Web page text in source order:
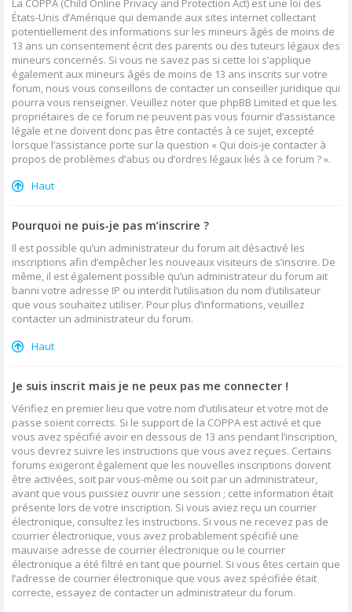
États-Unis d’Amérique qui demande aux sites internet collectant
potentiellement des informations sur les mineurs âgés de moins de
13 ans un consentement écrit des parents ou des tuteurs légaux des
mineurs concernés. Si vous ne savez pas si cette loi s’applique
également aux mineurs âgés de moins de 13 ans inscrits sur votre
forum, nous vous conseillons de contacter un conseiller juridique qui
pourra vous renseigner. Veuillez noter que phpBB Limited et que les
propriétaires de ce forum ne peuvent pas vous fournir d’assistance
légale et ne doivent donc pas être contactés à ce sujet, excepté
lorsque l’assistance porte sur la question « Qui dois-je contacter à
propos de problèmes d’abus ou d’ordres légaux liés à ce forum ? ».
Haut
Pourquoi ne puis-je pas m’inscrire ?
Il est possible qu’un administrateur du forum ait désactivé les
inscriptions afin d’empêcher les nouveaux visiteurs de s’inscrire. De
même, il est également possible qu’un administrateur du forum ait
banni votre adresse IP ou interdit l’utilisation du nom d’utilisateur
que vous souhaitez utiliser. Pour plus d’informations, veuillez
contacter un administrateur du forum.
Haut
Je suis inscrit mais je ne peux pas me connecter !
Vérifiez en premier lieu que votre nom d’utilisateur et votre mot de
passe soient corrects. Si le support de la COPPA est activé et que
vous avez spécifié avoir en dessous de 13 ans pendant l’inscription,
vous devrez suivre les instructions que vous avez reçues. Certains
forums exigeront également que les nouvelles inscriptions doivent
être activées, soit par vous-même ou soit par un administrateur,
avant que vous puissiez ouvrir une session ; cette information était
présente lors de votre inscription. Si vous aviez reçu un courrier
électronique, consultez les instructions. Si vous ne recevez pas de
courrier électronique, vous avez probablement spécifié une
mauvaise adresse de courrier électronique ou le courrier
électronique a été filtré en tant que pourriel. Si vous êtes certain que
l’adresse de courrier électronique que vous avez spécifiée était
correcte, essayez de contacter un administrateur du forum.